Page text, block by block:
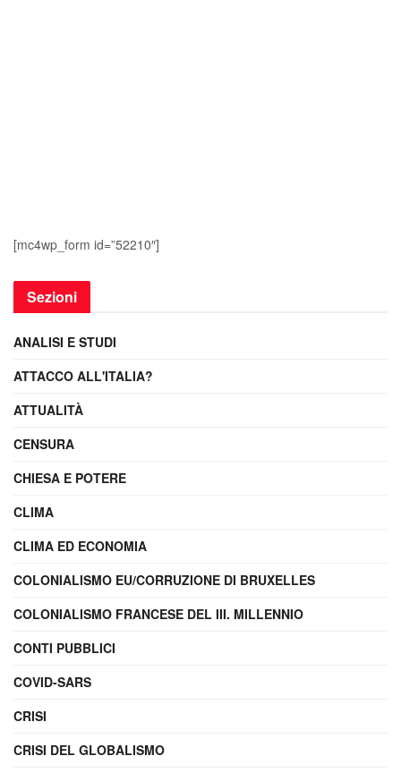
[mc4wp_form id=”52210″]
Sezioni
ANALISI E STUDI
ATTACCO ALL'ITALIA?
ATTUALITÀ
CENSURA
CHIESA E POTERE
CLIMA
CLIMA ED ECONOMIA
COLONIALISMO EU/CORRUZIONE DI BRUXELLES
COLONIALISMO FRANCESE DEL III. MILLENNIO
CONTI PUBBLICI
COVID-SARS
CRISI
CRISI DEL GLOBALISMO